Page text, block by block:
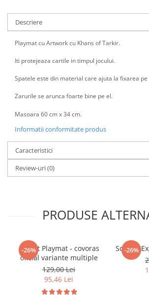
Decoratiuni
Carti
Fesuri
Studio Ghibli/My Neighbor
Dragon Ball
Pokemon
One Piece
Lord of The Rings
Naruto Shippuden
Harry Potter
Fallout
Stranger Things
Collectibles
KPop Demon Hunters
Descriere
Playmat cu Artwork cu Khans of Tarkir.
Iti protejeaza cartile in timpul jocului.
Spatele este din material care ajuta la fixarea pe
Zarurile se arunca foarte bine pe el.
Masoara 60 cm x 34 cm.
Informatii conformitate produs
Caracteristici
Review-uri(0)
PRODUSE
-26%
Gwent Playmat - covoras
oficial variante multiple
129,00 Lei
95,46 Lei
-26%
Scythe: